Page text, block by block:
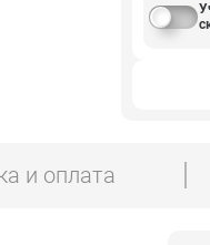
и оплата